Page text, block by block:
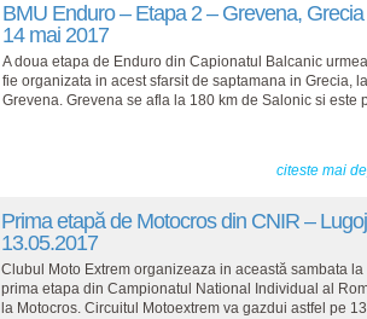
BMU Enduro – Etapa 2 – Grevena,
14 mai 2017
A doua etapa de Enduro din Capionatul Balcanic
fie organizata in acest sfarsit de saptamana in Grecia,
Grevena. Grevena se afla la 180 km de Salonic si este
citeste mai
Prima etapă de Motocros din CNIR – Lugoj
13.05.2017
Clubul Moto Extrem organizeaza in această sambata
prima etapa din Campionatul National Individual al
la Motocros. Circuitul Motoextrem va gazdui astfel pe